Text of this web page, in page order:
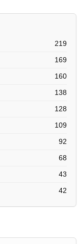
219
169
160
138
128
109
92
68
43
42